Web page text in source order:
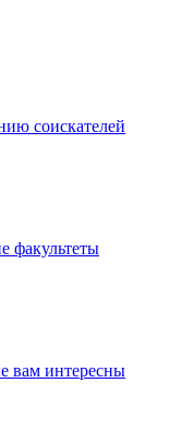
соискателей
факультеты
вам интересны